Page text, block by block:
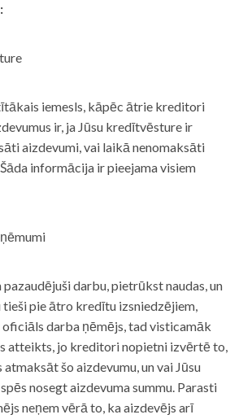
iemesls, kāpēc ātrie kreditori
ir, ja Jūsu kredītvēsture ir
aizdevumi, vai laikā nenomaksāti
informācija ir pieejama visiem
pazaudējuši darbu, pietrūkst naudas, un
pie ātro kredītu izsniedzējiem,
oficiāls darba ņēmējs, tad visticamāk
atteikts, jo kreditori nopietni izvērtē to,
šo aizdevumu, un vai Jūsu
nosegt aizdevuma summu. Parasti
neņem vērā to, ka aizdevējs arī